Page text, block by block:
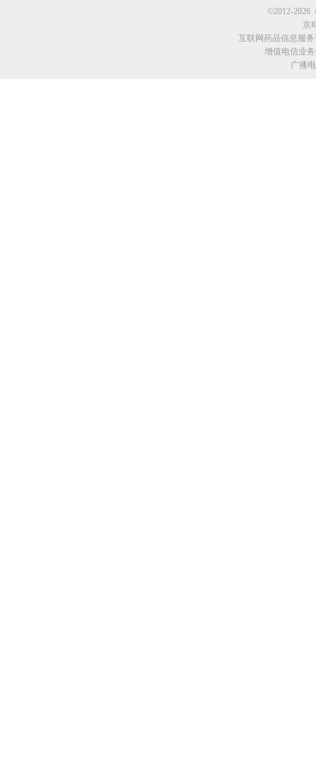
©2012-2026
京
互联网药品信息服
增值电信业
广播